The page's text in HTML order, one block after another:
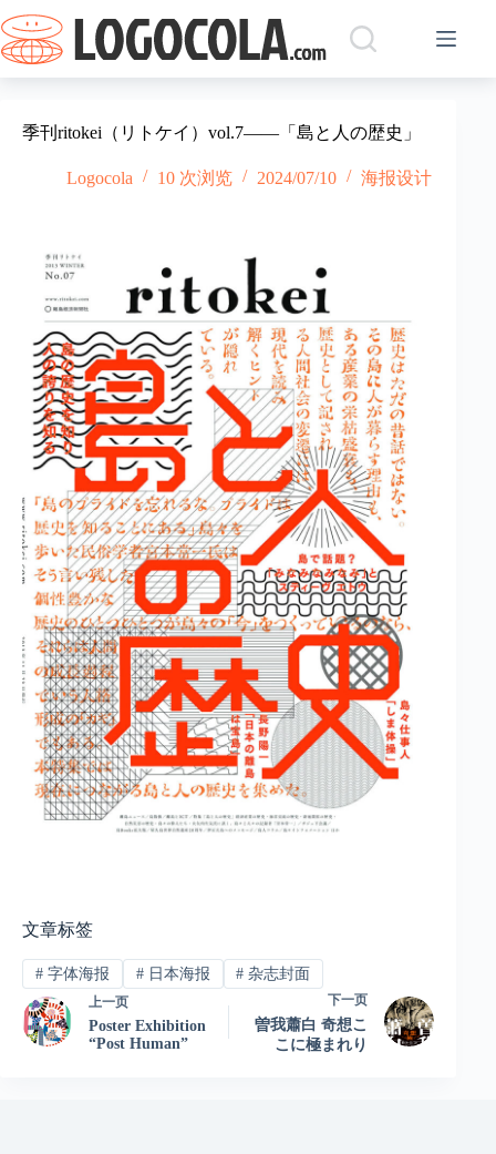
过
内
容
季刊ritokei（リトケイ）vol.7——「島と人の歴史」
Logocola 10 次浏览 2024/07/10 海报设计
文章标签
#字体海报 #日本海报 # 杂志封面
上一页
Poster Exhibition
“Post Human”
下一页
曽我蕭白 奇想こ
こに極まれり